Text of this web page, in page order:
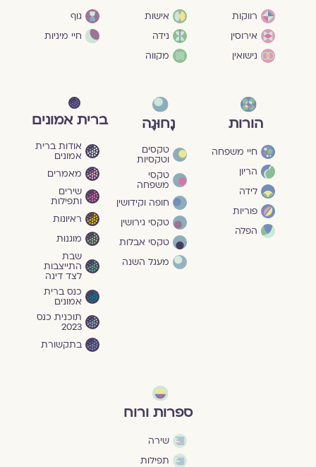
רווקות
אירוסין
נישואין
אישות
נידה
מקווה
גוף
חיי מיניות
הורות
חיי משפחה
הריון
לידה
פוריות
הפלה
נָחוּגָה
טקסים
וטקסיות
טקסי
משפחה
חופה וקידושין
טקסי גירושין
טקסי אבלות
מעגל השנה
ברית אמונים
אודות ברית
אמונים
מאמרים
שירים
ותפילות
ראיונות
מוגנוּת
שבת
התייצבות
לצד דינה
כנס ברית
אמונים
תוכנית כנס
2023
בתקשורת
ספרות ורוח
שירה
תפילות